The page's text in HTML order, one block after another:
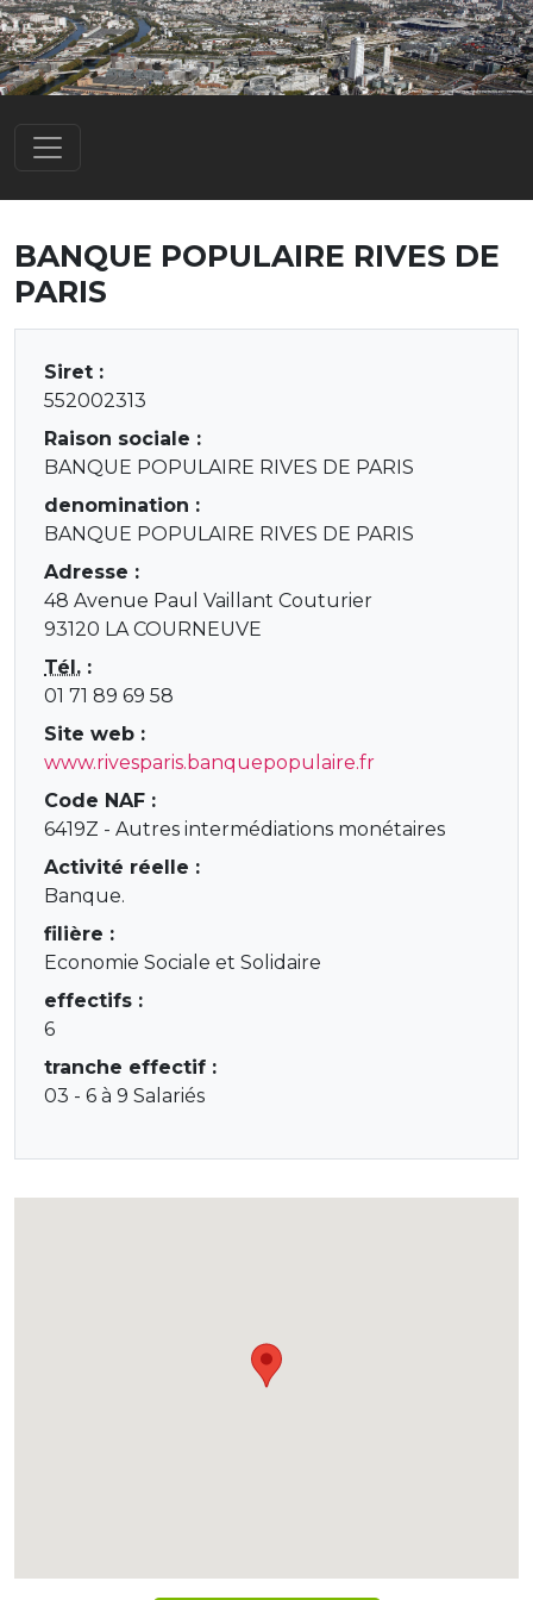
BANQUE POPULAIRE RIVES DE
PARIS
Siret :
552002313
Raison sociale :
BANQUE POPULAIRE RIVES DE PARIS
denomination :
BANQUE POPULAIRE RIVES DE PARIS
Adresse :
48 Avenue Paul Vaillant Couturier
93120 LA COURNEUVE
Tél. :
01 71 89 69 58
Site web :
www.rivesparis.banquepopulaire.fr
Code NAF :
6419Z - Autres intermédiations monétaires
Activité réelle :
Banque.
filière :
Economie Sociale et Solidaire
effectifs :
6
tranche effectif :
03 - 6 à 9 Salariés